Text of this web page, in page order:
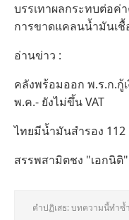
บรรเทาผลกระทบต่อค่
การขาดแคลนน้ำมันเชื้
อ่านข่าว :
คลังพร้อมออก พ.ร.ก.กู้
พ.ค.- ยังไม่ขึ้น VAT
ไทยมีน้ำมันสำรอง
สรรพสามิตชง "เอกนิติ
คำปฏิเสธ: บทความนี้ทำซ้